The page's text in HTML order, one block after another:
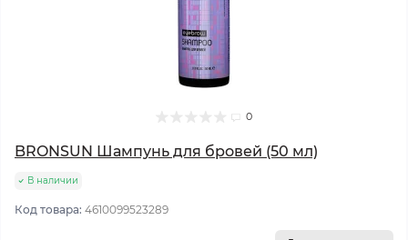
0
BRONSUN Шампунь для бровей (50 мл)
В наличии
Код товара: 4610099523289